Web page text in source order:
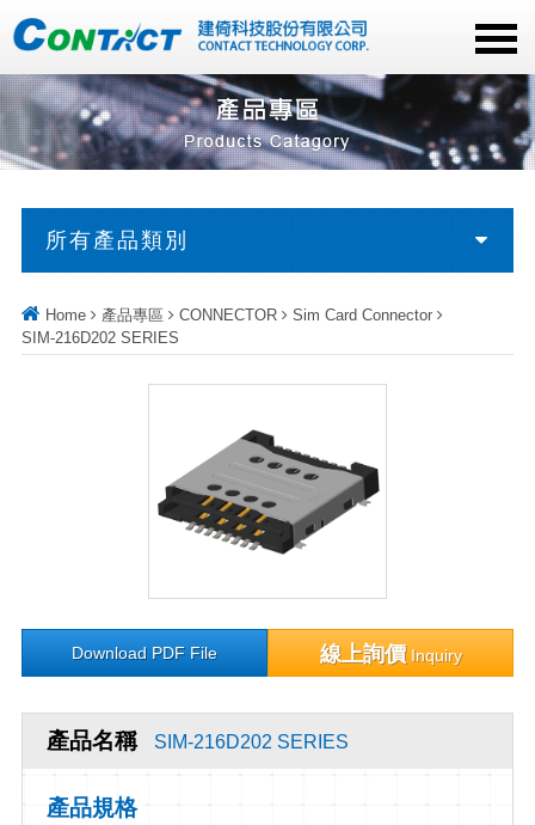
所有產品類別
Home 產品專區 CONNECTOR
Sim Card Connector
SIM-216D202 SERIES
Download PDF File 線上詢價Inquiry
產品名稱 SIM-216D202 SERIES
產品規格